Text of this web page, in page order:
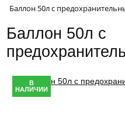
Баллон 50л с
Баллон 50л с
В
НАЛИЧИИ